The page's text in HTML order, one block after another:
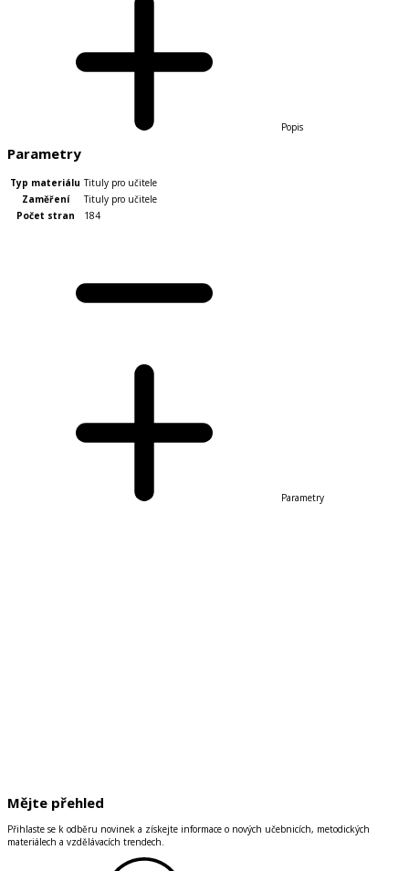
Popis
Parametry
Typ materiálu Tituly pro učitele
Zaměření
Tituly pro učitele
Počet stran
184
Parametry
Mějte přehled
Přihlaste se k odběru novinek a získejte informace o nových učebnicích, metodických
materiálech a vzdělávacích trendech.